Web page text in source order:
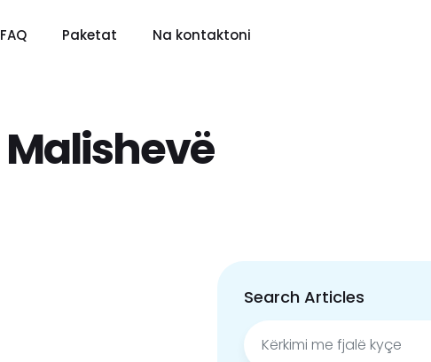
FAQ Paketat Na kontaktoni
Malishevë
Search Articles
Kërko
për: